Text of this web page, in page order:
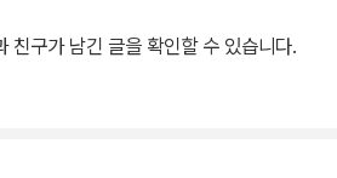
성’이 좌우한다. 세계인의 마음속에 새겨
리의 《오만과 편견》 스페셜 에디션을 읽
의 진한 향기에 흠뻑 취해 보자. “제인
친구가 남긴 글을 확인할 수 있습니다.